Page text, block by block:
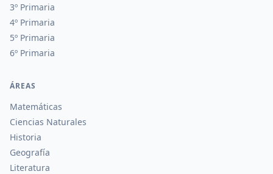
3º Primaria
4º Primaria
5º Primaria
6º Primaria
ÁREAS
Matemáticas
Ciencias Naturales
Historia
Geografía
Literatura